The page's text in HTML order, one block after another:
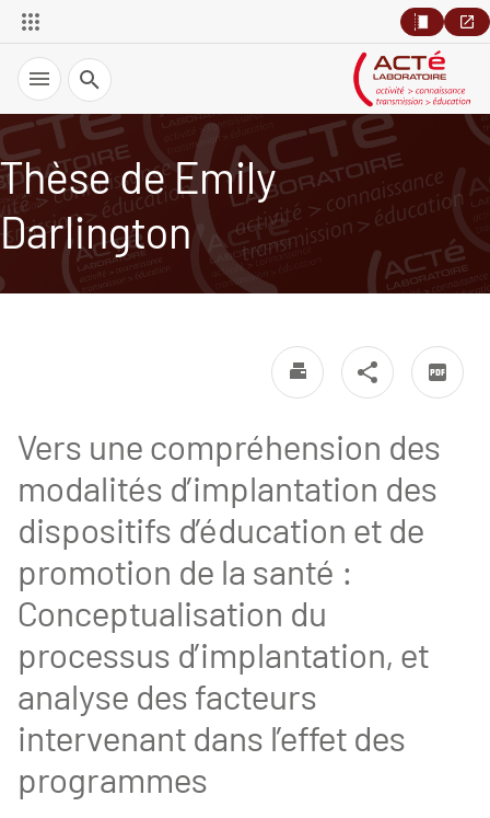
Recherche
Thèse de Emily
Darlington
Vers une compréhension des
modalités d’implantation des
dispositifs d’éducation et de
promotion de la santé :
Conceptualisation du
processus d’implantation, et
analyse des facteurs
intervenant dans l’effet des
programmes